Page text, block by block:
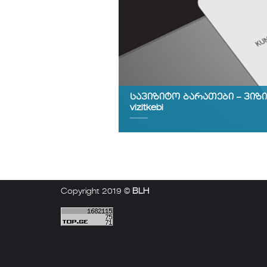
სავიზიტო ბარათები –
vizitkebi
Copyright 2019 © BLH